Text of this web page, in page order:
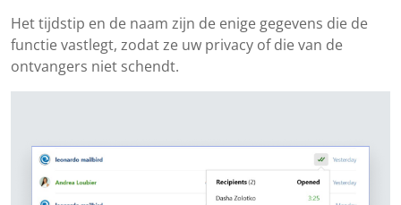
Het tijdstip en de naam zijn de enige gegevens die de
functie vastlegt, zodat ze uw privacy of die van de
ontvangers niet schendt.